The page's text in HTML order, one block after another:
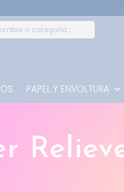
PAPEL Y ENVOLTURA